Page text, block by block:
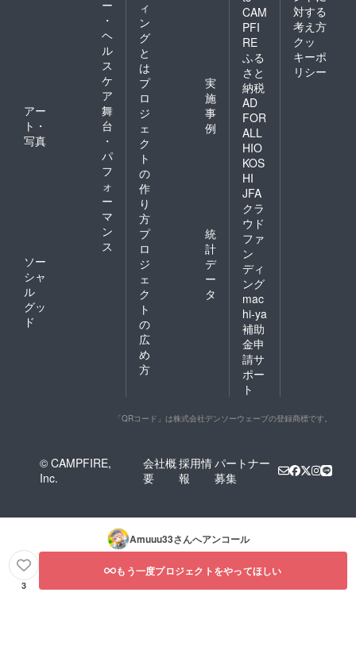
ー
・
ヘ
ル
ス
ケ
ア
アー
ト・
写真
舞
台
・
パ
フ
ォ
ー
マ
ン
ス
ソー
シャ
ル
グッ
ド
ィ
ン
グ
と
は
プ
ロ
ジ
ェ
ク
ト
の
作
り
方
実
施
事
例
プ
ロ
ジ
ェ
ク
ト
の
広
め
方
統
計
デ
ー
タ
CAM
PFI
RE
ふる
さと
納税
AD
FOR
ALL
HIO
KOS
HI
JFA
クラ
ウド
ファ
ン
ディ
ング
mac
hi-ya
補助
金申
請サ
ポー
ト
対する
考え方
クッ
キーポ
リシー
「QRコード」は株式会社デンソーウェーブの登録商標です。
© CAMPFIRE,
Inc.
会社概
要
採用情
報
パートナー
募集
Amuuu33さんへアンコール
3
もう一度プロジェクトをやってほしい